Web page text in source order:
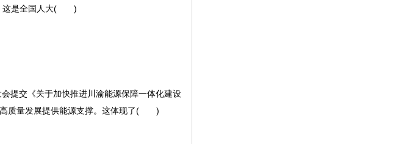
。这是全国人大( )
提交《关于加快推进川渝能源保障一体化建设
高质量发展提供能源支撑。这体现了( )